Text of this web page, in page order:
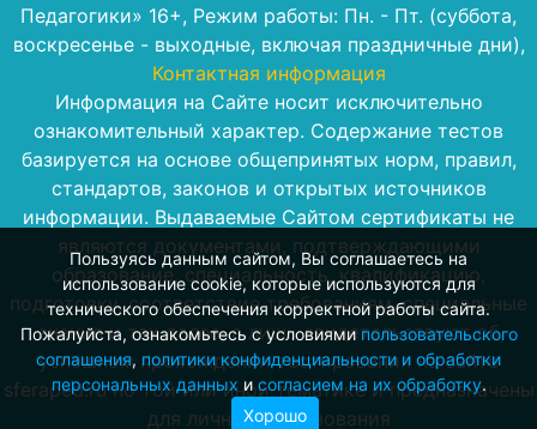
Пользуясь данным сайтом, Вы соглашаетесь на
использование cookie, которые используются для
технического обеспечения корректной работы сайта.
Пожалуйста, ознакомьтесь с условиямипользовательского
соглашения, политики конфиденциальности и обработки
персональных данных исогласием на их обработку.
Хорошо
Педагогики» 16+, Режим работы: Пн. - Пт. (суббота,
воскресенье - выходные, включая праздничные дни),
Контактная информация
Информация на Сайте носит исключительно
ознакомительный характер. Содержание тестов
базируется на основе общепринятых норм, правил,
стандартов, законов и открытых источников
информации. Выдаваемые Сайтом сертификаты не
являются документами, подтверждающими
образование, специальность, квалификацию,
подготовку, соответствие требованиям, специальные
знания и так далее, а лишь свидетельствуют об
успешном прохождении тестирования на сайте
sferaped.ru по той или иной тематике и предназначены
для личного пользования